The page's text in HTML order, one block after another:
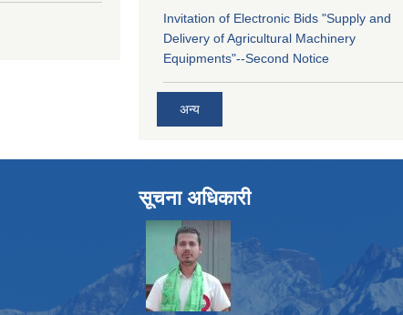
Invitation of Electronic Bids "Supply and
Delivery of Agricultural Machinery
Equipments"--Second Notice
अन्य
सूचना अधिकारी